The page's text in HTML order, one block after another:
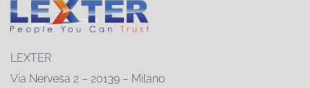
LEXTER
Via Nervesa 2 – 20139 – Milano